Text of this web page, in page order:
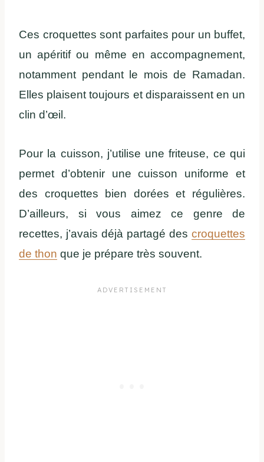
Ces croquettes sont parfaites pour un buffet,
un apéritif ou même en accompagnement,
notamment pendant le mois de Ramadan.
Elles plaisent toujours et disparaissent en un
clin d’œil.
Pour la cuisson, j’utilise une friteuse, ce qui
permet d’obtenir une cuisson uniforme et
des croquettes bien dorées et régulières.
D’ailleurs, si vous aimez ce genre de
recettes, j’avais déjà partagé des croquettes
de thon que je prépare très souvent.